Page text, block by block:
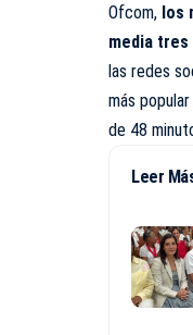
Ofcom, los
media tres
las redes
más
de 48
Leer